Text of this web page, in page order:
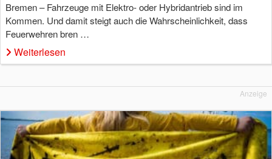
Bremen – Fahrzeuge mit Elektro- oder Hybridantrieb sind im
Kommen. Und damit steigt auch die Wahrscheinlichkeit, dass
Feuerwehren bren …
Weiterlesen
Anzeige